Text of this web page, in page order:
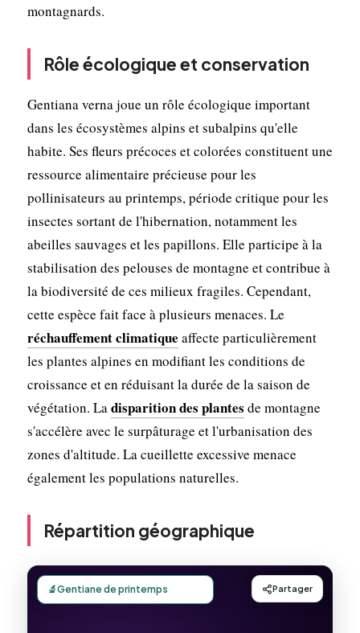
montagnards.
Rôle écologique et conservation
Gentiana verna joue un rôle écologique important
dans les écosystèmes alpins et subalpins qu'elle
habite. Ses fleurs précoces et colorées constituent une
ressource alimentaire précieuse pour les
pollinisateurs au printemps, période critique pour les
insectes sortant de l'hibernation, notamment les
abeilles sauvages et les papillons. Elle participe à la
stabilisation des pelouses de montagne et contribue à
la biodiversité de ces milieux fragiles. Cependant,
cette espèce fait face à plusieurs menaces. Le
réchauffement climatique affecte particulièrement
les plantes alpines en modifiant les conditions de
croissance et en réduisant la durée de la saison de
végétation. Ladisparition des plantes de montagne
s'accélère avec le surpâturage et l'urbanisation des
zones d'altitude. La cueillette excessive menace
également les populations naturelles.
Répartition géographique